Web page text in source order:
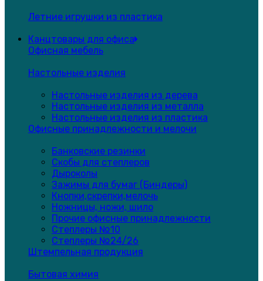
Летние игрушки из пластика
Канцтовары для офиса
Офисная мебель
Настольные изделия
Настольные изделия из дерева
Настольные изделия из металла
Настольные изделия из пластика
Офисные принадлежности и мелочи
Банковские резинки
Скобы для степлеров
Дыроколы
Зажимы для бумаг (Биндеры)
Кнопки,скрепки,мелочь
Ножницы, ножи, шило
Прочие офисные принадлежности
Степлеры №10
Степлеры №24/26
Штемпельная продукция
Бытовая химия